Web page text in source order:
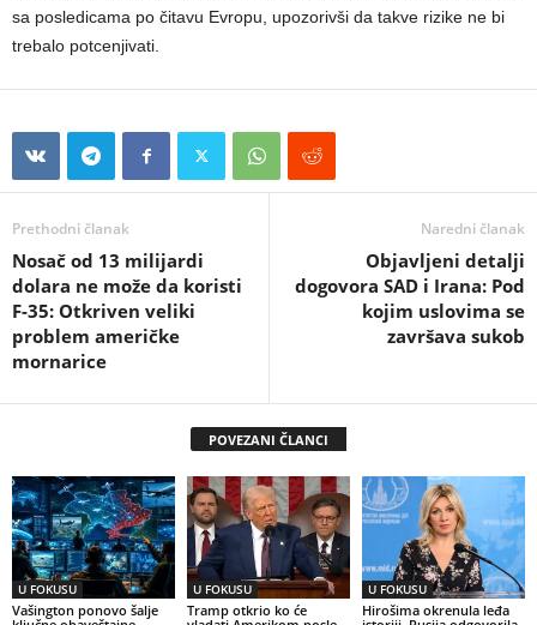
sa posledicama po čitavu Evropu, upozorivši da takve rizike ne bi
trebalo potcenjivati.
Prethodni članak
Nosač od 13 milijardi
dolara ne može da koristi
F-35: Otkriven veliki
problem američke
mornarice
Naredni članak
Objavljeni detalji
dogovora SAD i Irana: Pod
kojim uslovima se
završava sukob
POVEZANI ČLANCI
U FOKUSU
Vašington ponovo šalje
U FOKUSU
Tramp otkrio ko će
U FOKUSU
Hirošima okrenula leđa